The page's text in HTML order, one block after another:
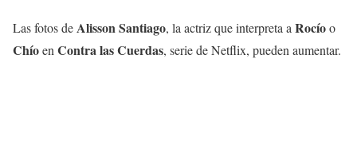
Las fotos deAlisson Santiago, la actriz que interpreta aRocíoo
ChíoenContra las Cuerdas, serie de Netflix, pueden aumentar.